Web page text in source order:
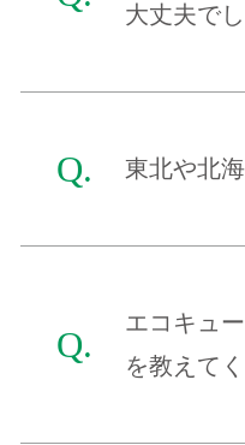
大丈夫で
東北や北
エコキュ
を教えて